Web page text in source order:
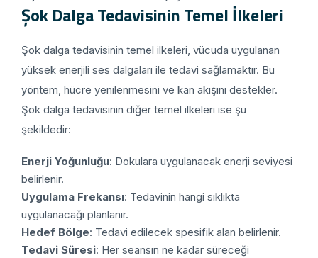
Şok Dalga Tedavisinin Temel İlkeleri
Şok dalga tedavisinin temel ilkeleri, vücuda uygulanan
yüksek enerjili ses dalgaları ile tedavi sağlamaktır. Bu
yöntem, hücre yenilenmesini ve kan akışını destekler.
Şok dalga tedavisinin diğer temel ilkeleri ise şu
şekildedir:
Enerji Yoğunluğu: Dokulara uygulanacak enerji seviyesi
belirlenir.
Uygulama Frekansı: Tedavinin hangi sıklıkta
uygulanacağı planlanır.
Hedef Bölge: Tedavi edilecek spesifik alan belirlenir.
Tedavi Süresi: Her seansın ne kadar süreceği